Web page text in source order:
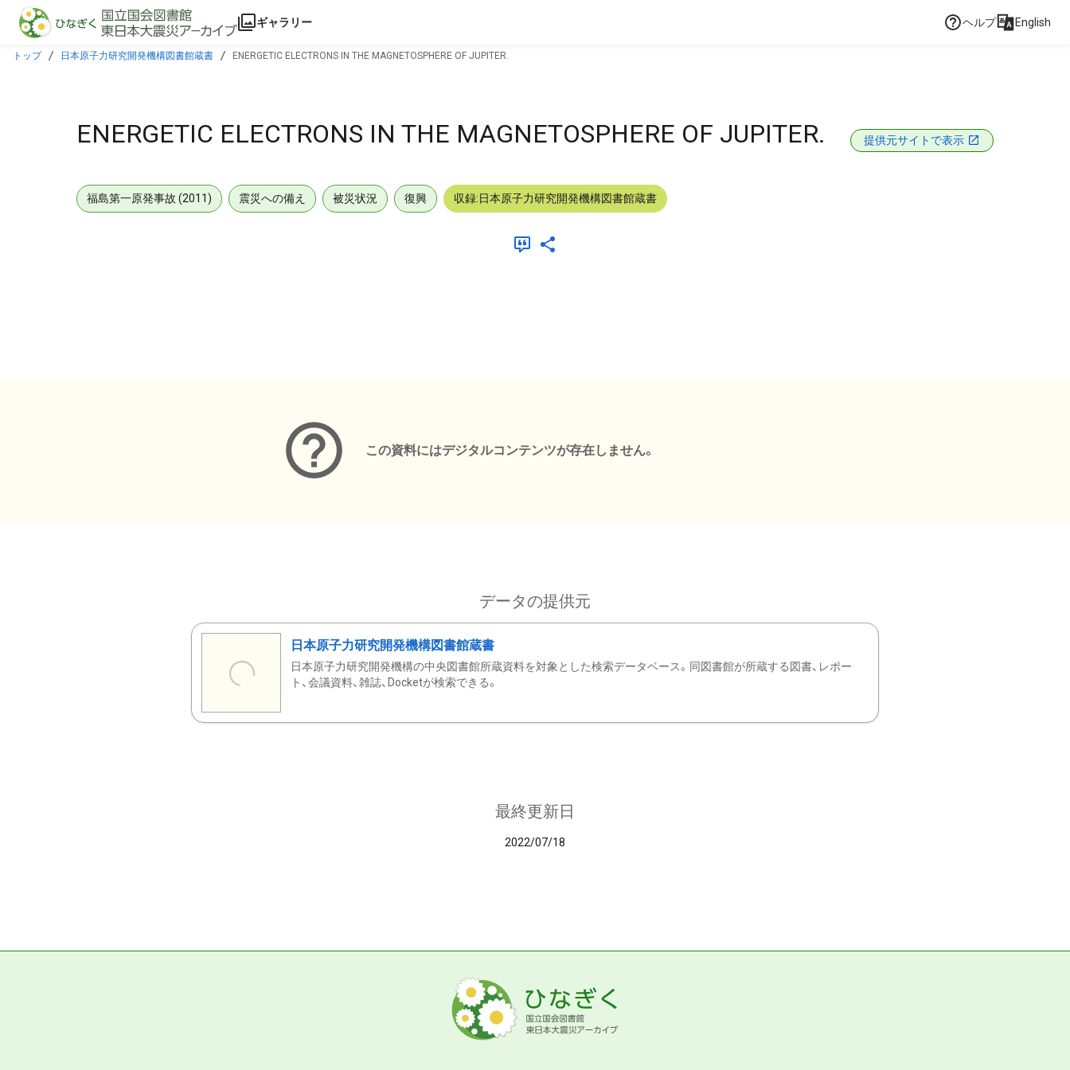
本文に飛ぶ
ギャラリー ヘルプ English
トップ 日本原子力研究開発機構図書館蔵書 ENERGETIC ELECTRONS IN THE MAGNETOSPHERE OF JUPITER.
ENERGETIC ELECTRONS IN THE MAGNETOSPHERE OF JUPITER. 提供元サイトで表示
福島第一原発事故 (2011) 震災への備え 被災状況 復興 収録:日本原子力研究開発機構図書館蔵書
この資料にはデジタルコンテンツが存在しません。
データの提供元
日本原子力研究開発機構図書館蔵書
日本原子力研究開発機構の中央図書館所蔵資料を対象とした検索データベース。同図書館が所蔵する図書、レポー
ト、会議資料、雑誌、Docketが検索できる。
最終更新日
2022/07/18